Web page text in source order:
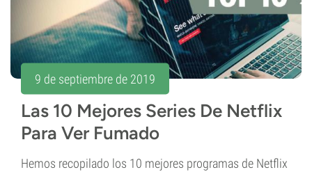
9 de septiembre de 2019
Las 10 Mejores Series De Netflix
Para Ver Fumado
Hemos recopilado los 10 mejores programas de Netflix